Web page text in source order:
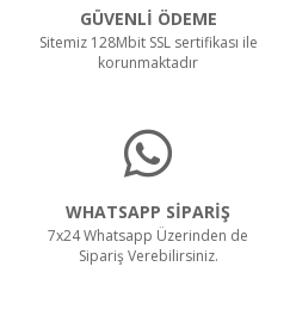
GÜVENLİ ÖDEME
Sitemiz 128Mbit SSL sertifikası ile
korunmaktadır
WHATSAPP SİPARİŞ
7x24 Whatsapp Üzerinden de
Sipariş Verebilirsiniz.